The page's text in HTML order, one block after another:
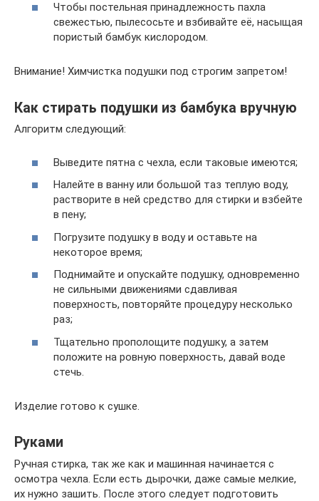
Чтобы постельная принадлежность пахла
свежестью, пылесосьте и взбивайте её, насыщая
пористый бамбук кислородом.
Внимание! Химчистка подушки под строгим запретом!
Как стирать подушки из бамбука вручную
Алгоритм следующий:
Выведите пятна с чехла, если таковые имеются;
Налейте в ванну или большой таз теплую воду,
растворите в ней средство для стирки и взбейте
в пену;
Погрузите подушку в воду и оставьте на
некоторое время;
Поднимайте и опускайте подушку, одновременно
не сильными движениями сдавливая
поверхность, повторяйте процедуру несколько
раз;
Тщательно прополощите подушку, а затем
положите на ровную поверхность, давай воде
стечь.
Изделие готово к сушке.
Руками
Ручная стирка, так же как и машинная начинается с
осмотра чехла. Если есть дырочки, даже самые мелкие,
их нужно зашить. После этого следует подготовить